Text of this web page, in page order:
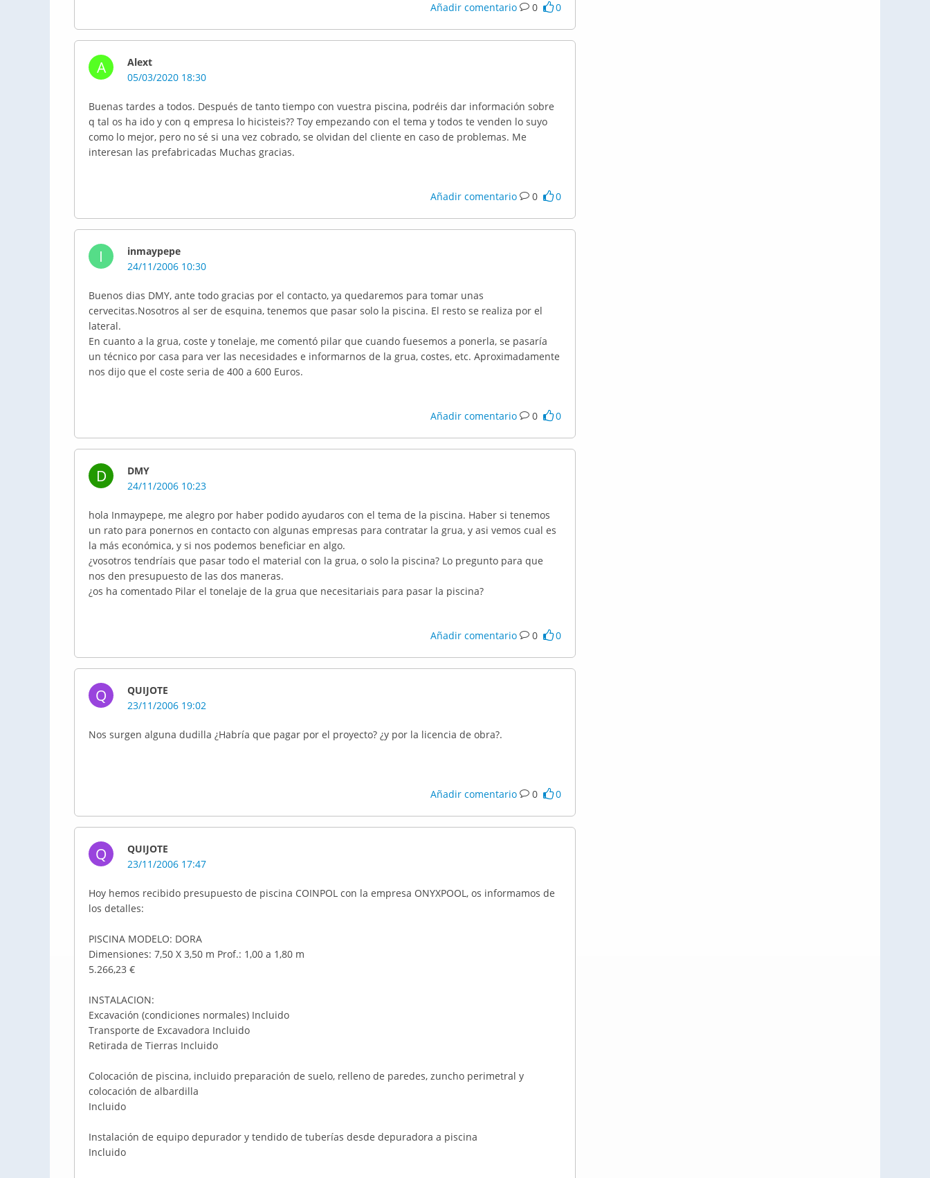
Añadir comentario 0 0
A
Alext
05/03/2020 18:30
Buenas tardes a todos. Después de tanto tiempo con vuestra piscina, podréis dar información sobre
q tal os ha ido y con q empresa lo hicisteis?? Toy empezando con el tema y todos te venden lo suyo
como lo mejor, pero no sé si una vez cobrado, se olvidan del cliente en caso de problemas. Me
interesan las prefabricadas Muchas gracias.
Añadir comentario 0 0
I
inmaypepe
24/11/2006 10:30
Buenos dias DMY, ante todo gracias por el contacto, ya quedaremos para tomar unas
cervecitas.Nosotros al ser de esquina, tenemos que pasar solo la piscina. El resto se realiza por el
lateral.
En cuanto a la grua, coste y tonelaje, me comentó pilar que cuando fuesemos a ponerla, se pasaría
un técnico por casa para ver las necesidades e informarnos de la grua, costes, etc. Aproximadamente
nos dijo que el coste seria de 400 a 600 Euros.
Añadir comentario 0 0
D
DMY
24/11/2006 10:23
hola Inmaypepe, me alegro por haber podido ayudaros con el tema de la piscina. Haber si tenemos
un rato para ponernos en contacto con algunas empresas para contratar la grua, y asi vemos cual es
la más económica, y si nos podemos beneficiar en algo.
¿vosotros tendríais que pasar todo el material con la grua, o solo la piscina? Lo pregunto para que
nos den presupuesto de las dos maneras.
¿os ha comentado Pilar el tonelaje de la grua que necesitariais para pasar la piscina?
Añadir comentario 0 0
Q
QUIJOTE
23/11/2006 19:02
Nos surgen alguna dudilla ¿Habría que pagar por el proyecto? ¿y por la licencia de obra?.
Añadir comentario 0 0
Q
QUIJOTE
23/11/2006 17:47
Hoy hemos recibido presupuesto de piscina COINPOL con la empresa ONYXPOOL, os informamos de
los detalles:
PISCINA MODELO: DORA
Dimensiones: 7,50 X 3,50 m Prof.: 1,00 a 1,80 m
5.266,23 €
INSTALACION:
Excavación (condiciones normales) Incluido
Transporte de Excavadora Incluido
Retirada de Tierras Incluido
Colocación de piscina, incluido preparación de suelo, relleno de paredes, zuncho perimetral y
colocación de albardilla
Incluido
Instalación de equipo depurador y tendido de tuberías desde depuradora a piscina
Incluido